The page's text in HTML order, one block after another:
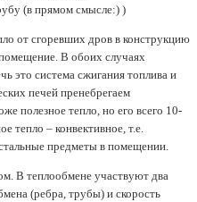
(в прямом смысле:) )
от сгоревших дров в конструкцию
В обоих случаях
это система сжигания топлива и
печей пренебрегаем
полезное тепло, но его всего 10-
тепло – конвективное, т.е.
предметы в помещении.
В теплообмене участвуют два
(ребра, трубы) и скорость